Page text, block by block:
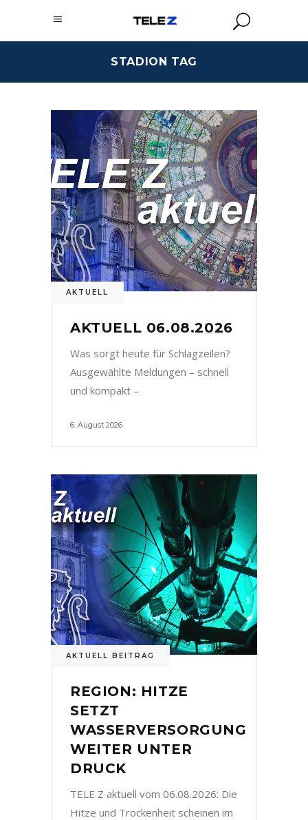
STADION TAG
AKTUELL
AKTUELL 06.08.2026
Was sorgt heute für Schlagzeilen?
Ausgewählte Meldungen – schnell
und kompakt –
6. August 2026
AKTUELL BEITRAG
REGION: HITZE
SETZT
WASSERVERSORGUNG
WEITER UNTER
DRUCK
TELE Z aktuell vom 06.08.2026: Die
Hitze und Trockenheit scheinen im